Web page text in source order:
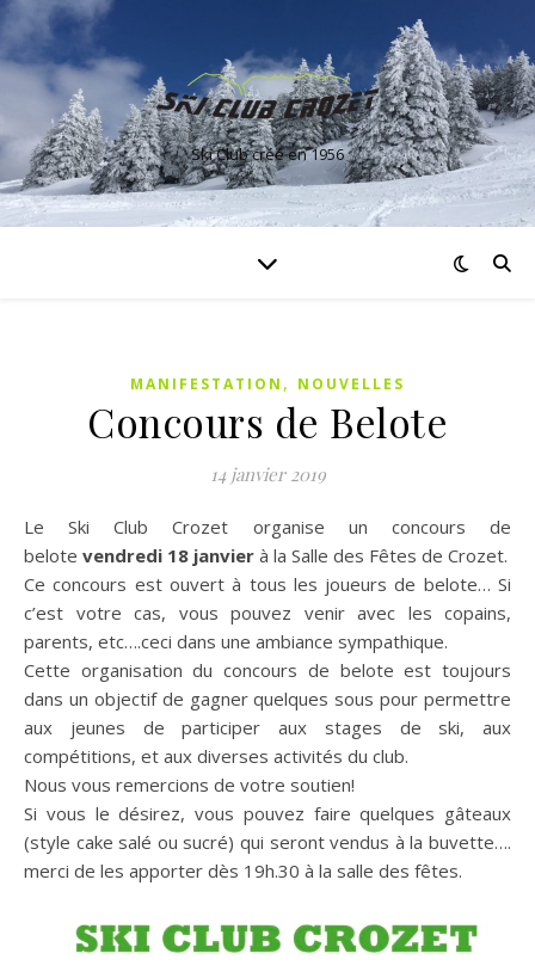
Ski Club créé en 1956
MANIFESTATION , NOUVELLES
Concours de Belote
14 janvier 2019
Le Ski Club Crozet organise un concours de
belote vendredi 18 janvier à la Salle des Fêtes de Crozet.
Ce concours est ouvert à tous les joueurs de belote… Si
c’est votre cas, vous pouvez venir avec les copains,
parents, etc….ceci dans une ambiance sympathique.
Cette organisation du concours de belote est toujours
dans un objectif de gagner quelques sous pour permettre
aux jeunes de participer aux stages de ski, aux
compétitions, et aux diverses activités du club.
Nous vous remercions de votre soutien!
Si vous le désirez, vous pouvez faire quelques gâteaux
(style cake salé ou sucré) qui seront vendus à la buvette….
merci de les apporter dès 19h.30 à la salle des fêtes.